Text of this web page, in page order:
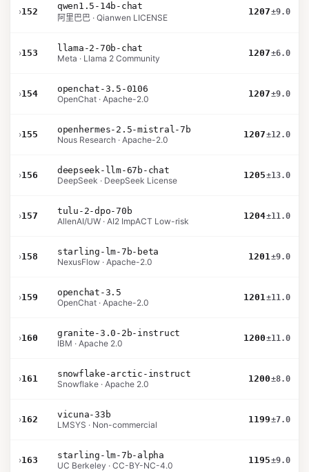
›152
qwen1.5-14b-chat
阿里巴巴 · Qianwen LICENSE
1207±9.0
›153
llama-2-70b-chat
Meta · Llama 2 Community
1207±6.0
›154
openchat-3.5-0106
OpenChat · Apache-2.0
1207±9.0
›155
openhermes-2.5-mistral-7b
Nous Research · Apache-2.0
1207±12.0
›156
deepseek-llm-67b-chat
DeepSeek · DeepSeek License
1205±13.0
›157
tulu-2-dpo-70b
AllenAI/UW · AI2 ImpACT Low-risk
1204±11.0
›158
starling-lm-7b-beta
NexusFlow · Apache-2.0
1201±9.0
›159
openchat-3.5
OpenChat · Apache-2.0
1201±11.0
›160
granite-3.0-2b-instruct
IBM · Apache 2.0
1200±11.0
›161
snowflake-arctic-instruct
Snowflake · Apache 2.0
1200±8.0
›162
vicuna-33b
LMSYS · Non-commercial
1199±7.0
›163
starling-lm-7b-alpha
UC Berkeley · CC-BY-NC-4.0
1195±9.0